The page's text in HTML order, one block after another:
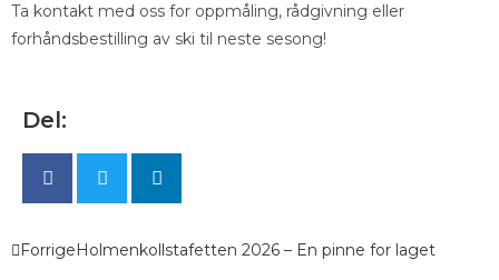
Del:
Ta kontakt med oss for oppmåling, rådgivning eller
forhåndsbestilling av ski til neste sesong!
ForrigeHolmenkollstafetten 2026 – En pinne for laget